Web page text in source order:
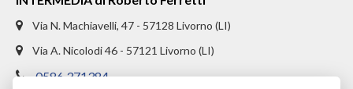
Via N. Machiavelli, 47 - 57128 Livorno (LI)
Via A. Nicolodi 46 - 57121 Livorno (LI)
0586 371384